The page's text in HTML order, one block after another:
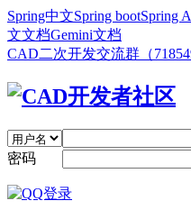
Spring中文Spring bootSpring
文文档Gemini文档
CAD二次开发交流群（
密码